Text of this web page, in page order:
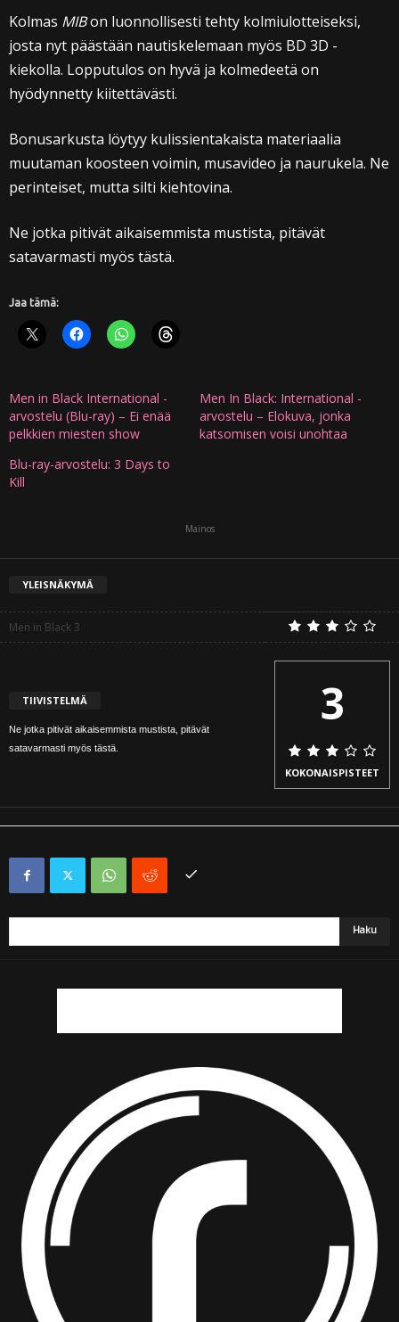
Kolmas MIBon luonnollisesti tehty kolmiulotteiseksi,
josta nyt päästään nautiskelemaan myös BD 3D -
kiekolla. Lopputulos on hyvä ja kolmedeetä on
hyödynnetty kiitettävästi.
Bonusarkusta löytyy kulissientakaista materiaalia
muutaman koosteen voimin, musavideo ja naurukela. Ne
perinteiset, mutta silti kiehtovina.
Ne jotka pitivät aikaisemmista mustista, pitävät
satavarmasti myös tästä.
Jaa tämä:
Men in Black International -
arvostelu (Blu-ray) – Ei enää
pelkkien miesten show
Men In Black: International -
arvostelu – Elokuva, jonka
katsomisen voisi unohtaa
Blu-ray-arvostelu: 3 Days to
Kill
Mainos
YLEISNÄKYMÄ
Men in Black 3
TIIVISTELMÄ
Ne jotka pitivät aikaisemmista mustista, pitävät
satavarmasti myös tästä.
3
KOKONAISPISTEET